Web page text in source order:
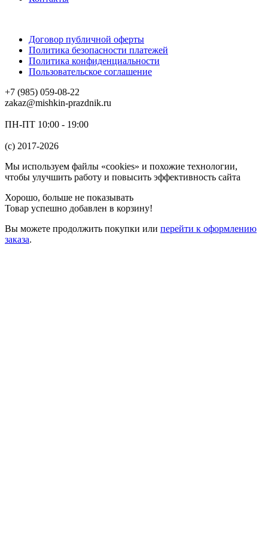
Договор публичной оферты
Политика безопасности платежей
Политика конфиденциальности
Пользовательское соглашение
+7 (985) 059-08-22
zakaz@mishkin-prazdnik.ru
ПН-ПТ 10:00 - 19:00
(c) 2017-2026
Мы используем файлы «cookies» и похожие технологии,
чтобы улучшить работу и повысить эффективность сайта
Хорошо, больше не показывать
Товар успешно добавлен в корзину!
Вы можете продолжить покупки или перейти к оформлению
заказа.